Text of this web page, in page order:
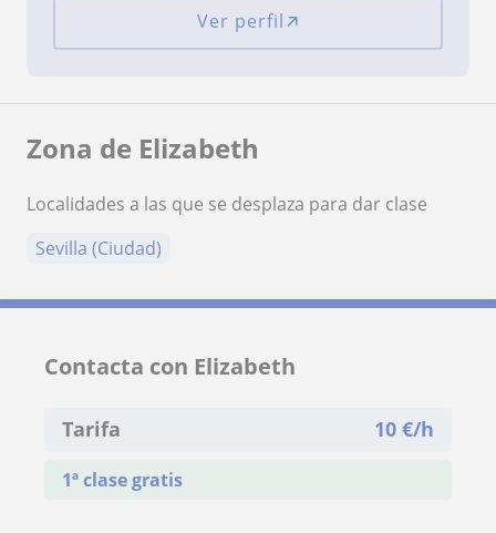
Ver perfil
Zona de Elizabeth
Localidades a las que se desplaza para dar clase
Sevilla (Ciudad)
Contacta con Elizabeth
Tarifa 10 €/h
1ª clase gratis